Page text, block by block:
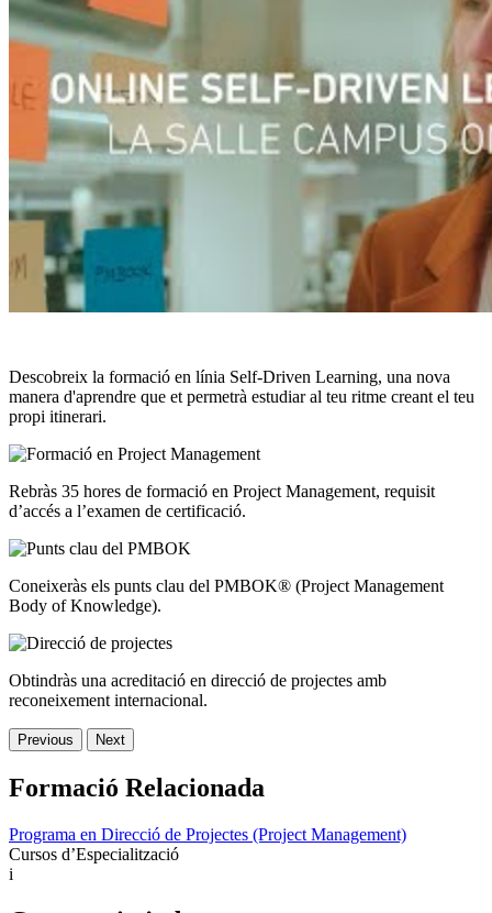
Descobreix la formació en línia Self-Driven Learning, una nova
manera d'aprendre que et permetrà estudiar al teu ritme creant el teu
propi itinerari.
Rebràs 35 hores de formació en Project Management, requisit
d’accés a l’examen de certificació.
Coneixeràs els punts clau del PMBOK® (Project Management
Body of Knowledge).
Obtindràs una acreditació en direcció de projectes amb
reconeixement internacional.
Previous Next
Formació Relacionada
Programa en Direcció de Projectes (Project Management)
Cursos d’Especialització
i